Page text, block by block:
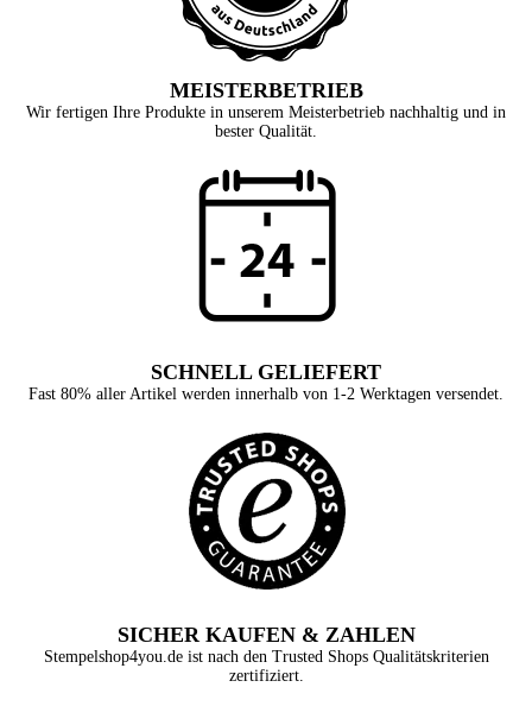
MEISTERBETRIEB
Wir fertigen Ihre Produkte in unserem Meisterbetrieb nachhaltig und in
bester Qualität.
SCHNELL GELIEFERT
Fast 80% aller Artikel werden innerhalb von 1-2 Werktagen versendet.
SICHER KAUFEN & ZAHLEN
Stempelshop4you.de ist nach den Trusted Shops Qualitätskriterien
zertifiziert.